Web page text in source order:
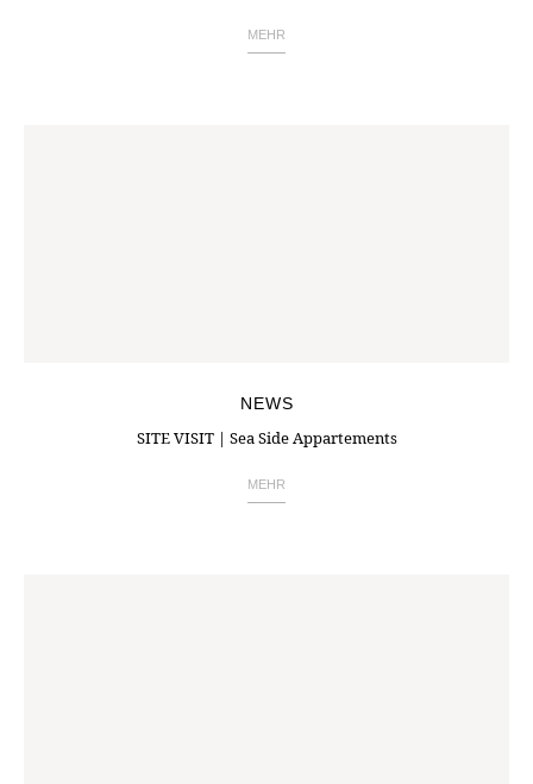
MEHR
NEWS
SITE VISIT | Sea Side Appartements
MEHR